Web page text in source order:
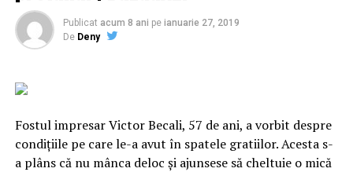
Publicat acum 8 ani pe ianuarie 27, 2019
De Deny
Fostul impresar Victor Becali, 57 de ani, a vorbit despre
condiţiile pe care le-a avut în spatele gratiilor. Acesta s-
a plâns că nu mânca deloc şi ajunsese să cheltuie o mică